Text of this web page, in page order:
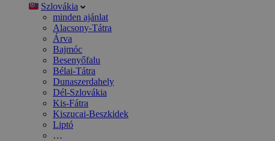
Szlovákia
minden ajánlat
Alacsony-Tátra
Árva
Bajmóc
Besenyőfalu
Bélai-Tátra
Dunaszerdahely
Dél-Szlovákia
Kis-Fátra
Kiszucai-Beszkidek
Liptó
…